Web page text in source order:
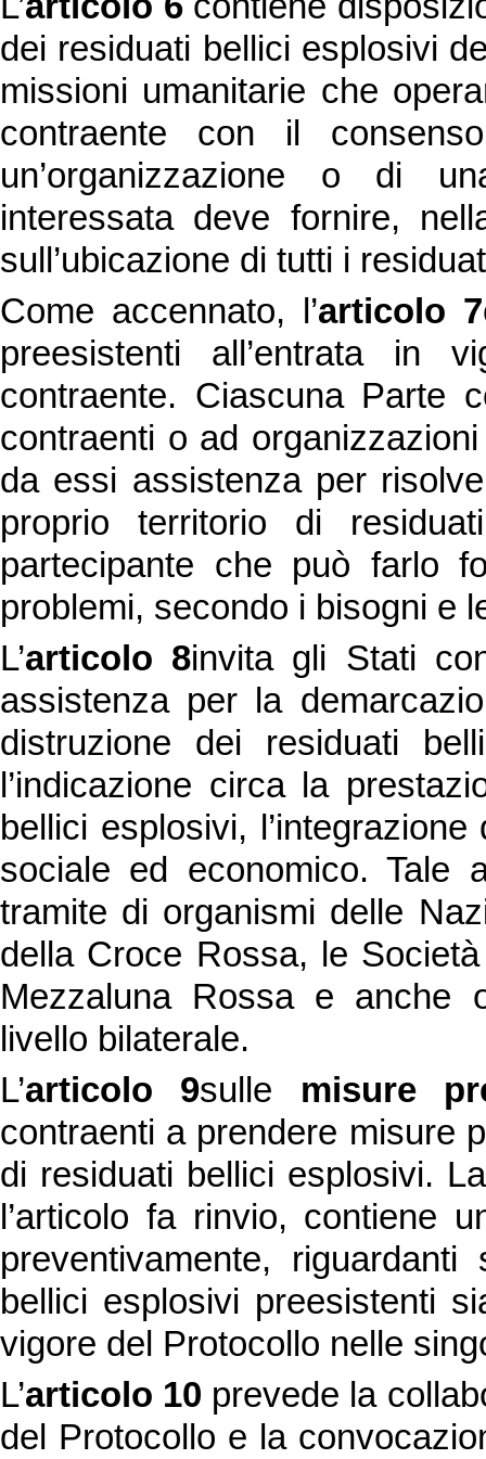
dei residuati bellici esplosivi
missioni umanitarie che
contraente con il
un’organizzazione o di
interessata deve fornire,
sull’ubicazione di tutti i
Come accennato, l’articolo 7
preesistenti all’entrata in
contraente. Ciascuna Parte
contraenti o ad
da essi assistenza per
proprio territorio di
partecipante che può farlo
problemi, secondo i bisogni e
L’articolo 8invita gli Stati
assistenza per la
distruzione dei residuati
l’indicazione circa la
bellici esplosivi,
sociale ed economico. Tale
tramite di organismi delle
della Croce Rossa, le
Mezzaluna Rossa e anche
livello bilaterale.
L’articolo 9sulle misure
contraenti a prendere misure
di residuati bellici esplosivi.
l’articolo fa rinvio, contiene
preventivamente,
bellici esplosivi preesistenti
vigore del Protocollo nelle
L’articolo 10 prevede la
del Protocollo e la